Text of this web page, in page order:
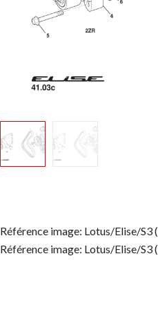
Référence image: Lotus/Elise/
Référence image: Lotus/Elise/